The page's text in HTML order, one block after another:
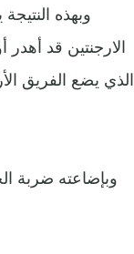
وبهذه
الارجنتين قد
الذي يضع الفريق